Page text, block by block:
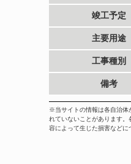
竣工予定
主要用途
工事種別
備考
※当サイトの情報は各自治体
れていないことがあります
容によって生じた損害など